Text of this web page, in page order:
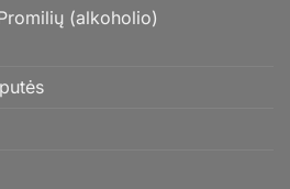
(alkoholio)